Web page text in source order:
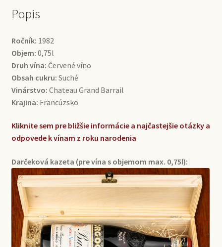
Popis
Ročník: 1982
Objem: 0,75l
Druh vína: Červené víno
Obsah cukru: Suché
Vinárstvo: Chateau Grand Barrail
Krajina: Francúzsko
Kliknite sem pre bližšie informácie a najčastejšie otázky a
odpovede k vínam z roku narodenia
Darčeková kazeta (pre vína s objemom max. 0,75l):